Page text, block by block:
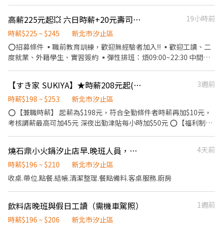
高薪225元起💥 六日時薪+20元壽司郎🍣汐止遠雄店📢彈性排班🔥
19小時前
時薪$225 ~ $245
新北市汐止區
⭕招募條件 ▪職前教育訓練，歡迎無經驗者加入!! ▪歡迎工讀、二
度就業、外籍學生、實習簽約 ▪彈性排班：煩09:00~22:30 中間安
結帳 等 ▪內場 商品進貨、準備、整理→料理製作→提供餐點→餐具
清洗→庫存盤點、出貨 等 ⭕獎金福利 ▪不定期活動競賽獎金 ▪一
年2次考核及調薪 ▪加班費5分鐘為單位計算 ▪勞健保及每月提撥勞
工退休新制6% ▪兼職享有特休福利 ▪颱風天出勤津貼 ▪員工店內
3,000~5,000元介紹獎金 ⭕企業魅力 ▪「以人為本」注重團隊合作
及交流，採納同仁的意見，提升參與感 ▪除學習到日本商業禮儀、
衛生知識及專業的烹飪技巧，還可接觸店鋪的經營管理，例如：成
本控管及數據分析等專業知識 ▪升遷快速且制度完善，依努力及成
果將有升遷加薪的機會 ▪享有完善的福利制度，加班費為5分鐘為
單位計算，重視員工的辛勤付出 ▪計畫拓展全台灣，讓更多人有機
【すき家 SUKIYA】★時薪208元起(含全勤)★汐止中興店
3週前
時薪$198 ~ $253
新北市汐止區
⭕【兼職時薪】 起薪為$198元，符合全勤條件者時薪再加$10元，
考核調薪最高可加45元 深夜出勤津貼每小時加$50元 ⭕【福利制
健檢 ★勞保、健保，6％勞退提撥 ⭕【工作說明】 《內場》:餐點製
作、食材備料、進貨盤點 《外場》:接待服務顧客、收銀結帳、環境
整潔 ★開朗活潑有笑容 ★ＳＯＰ專業流程 ★無經驗可 ★提供完善
一的連鎖餐飲集團。 我們堅持使用安全及高品質的食材，當場現點
現作提供美味可口的日本國民美食-牛丼/咖哩，並以舒適衛生的用
燒石鼎小火鍋汐止店早.晚班人員，可轉正
4天前
時薪$196 ~ $210
新北市汐止區
收桌.帶位.點餐.結帳.清潔整理.餐點備料.客桌服務.廚房
飲料店晚班與假日工讀（需機車駕照）
1週前
時薪$196 ~ $206
新北市汐止區